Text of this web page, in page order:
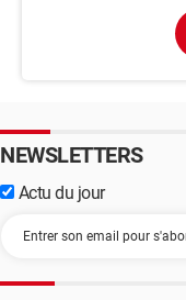
NEWSLETTERS
Actu du jour